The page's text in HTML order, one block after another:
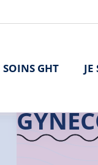
SOINS GHT
Accueil GHT